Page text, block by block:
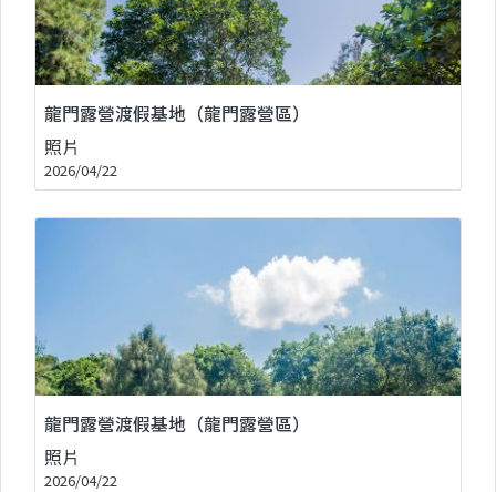
龍門露營渡假基地（龍門露營區）
照片
2026/04/22
龍門露營渡假基地（龍門露營區）
照片
2026/04/22